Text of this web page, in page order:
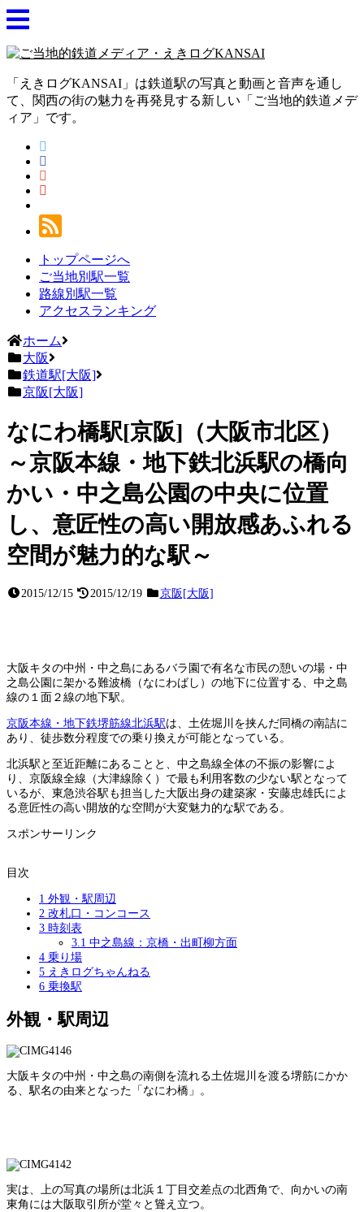
「えきログKANSAI」は鉄道駅の写真と動画と音声を通し
て、関西の街の魅力を再発見する新しい「ご当地的鉄道メデ
ィア」です。
トップページへ
ご当地別駅一覧
路線別駅一覧
アクセスランキング
ホーム
大阪
鉄道駅[大阪]
京阪[大阪]
なにわ橋駅[京阪]（大阪市北区）
～京阪本線・地下鉄北浜駅の橋向
かい・中之島公園の中央に位置
し、意匠性の高い開放感あふれる
空間が魅力的な駅～
2015/12/15 2015/12/19 京阪[大阪]
大阪キタの中州・中之島にあるバラ園で有名な市民の憩いの場・中
之島公園に架かる難波橋（なにわばし）の地下に位置する、中之島
線の１面２線の地下駅。
京阪本線・地下鉄堺筋線北浜駅は、土佐堀川を挟んだ同橋の南詰に
あり、徒歩数分程度での乗り換えが可能となっている。
北浜駅と至近距離にあることと、中之島線全体の不振の影響によ
り、京阪線全線（大津線除く）で最も利用客数の少ない駅となって
いるが、東急渋谷駅も担当した大阪出身の建築家・安藤忠雄氏によ
る意匠性の高い開放的な空間が大変魅力的な駅である。
スポンサーリンク
目次
1 外観・駅周辺
2 改札口・コンコース
3 時刻表
3.1 中之島線：京橋・出町柳方面
4 乗り場
5 えきログちゃんねる
6 乗換駅
外観・駅周辺
大阪キタの中州・中之島の南側を流れる土佐堀川を渡る堺筋にかか
る、駅名の由来となった「なにわ橋」。
実は、上の写真の場所は北浜１丁目交差点の北西角で、向かいの南
東角には大阪取引所が堂々と聳え立つ。